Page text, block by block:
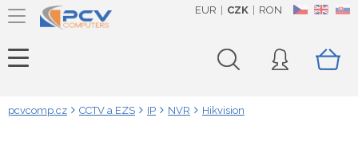
CZ EN SK
EUR CZK RON
pcvcomp.cz CCTV a EZS IP NVR Hikvision